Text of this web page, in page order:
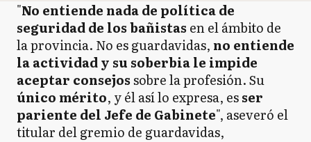
"No entiende nada de política de
seguridad de los bañistas en el ámbito de
la provincia. No es guardavidas, no entiende
la actividad y su soberbia le impide
aceptar consejossobre la profesión. Su
único mérito, y él así lo expresa, esser
pariente del Jefe de Gabinete", aseveró el
titular del gremio de guardavidas,